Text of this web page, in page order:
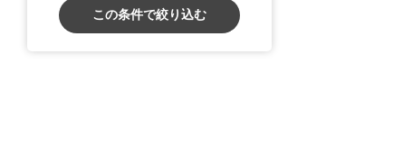
この条件で絞り込む